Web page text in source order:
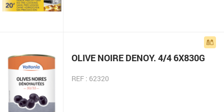
OLIVE NOIRE DENOY. 4/4 6X830G
REF : 62320